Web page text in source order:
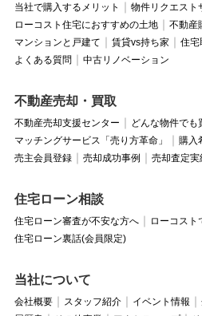
当社で購入するメリット
物件リクエスト
ローコスト住宅におすすめの土地
不動産
マンションと戸建て
賃貸vs持ち家
住宅
よくある質問
中古リノベーション
不動産売却・買取
不動産売却支援センター
どんな物件でも
マッチングサービス「売り方革命」
購入
売主会員登録
売却成功事例 売却査定実
住宅ローン相談
住宅ローン審査が不安な方へ
ローコスト
住宅ローン裏話(会員限定)
当社について
会社概要 スタッフ紹介 イベント情報